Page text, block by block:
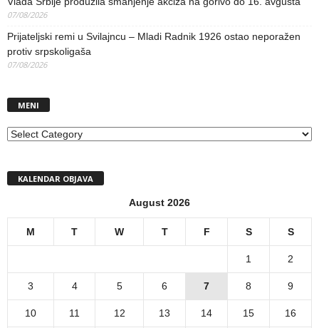
07/08/2026
Prijateljski remi u Svilajncu – Mladi Radnik 1926 ostao neporažen
protiv srpskoligaša
07/08/2026
MENI
MENI
KALENDAR OBJAVA
August 2026
M T W T F S S
1 2
3 4 5 6 7 8 9
10 11 12 13 14 15 16